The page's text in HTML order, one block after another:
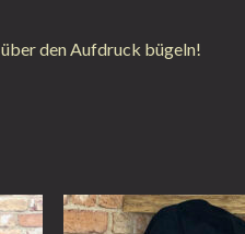
über den Aufdruck bügeln!